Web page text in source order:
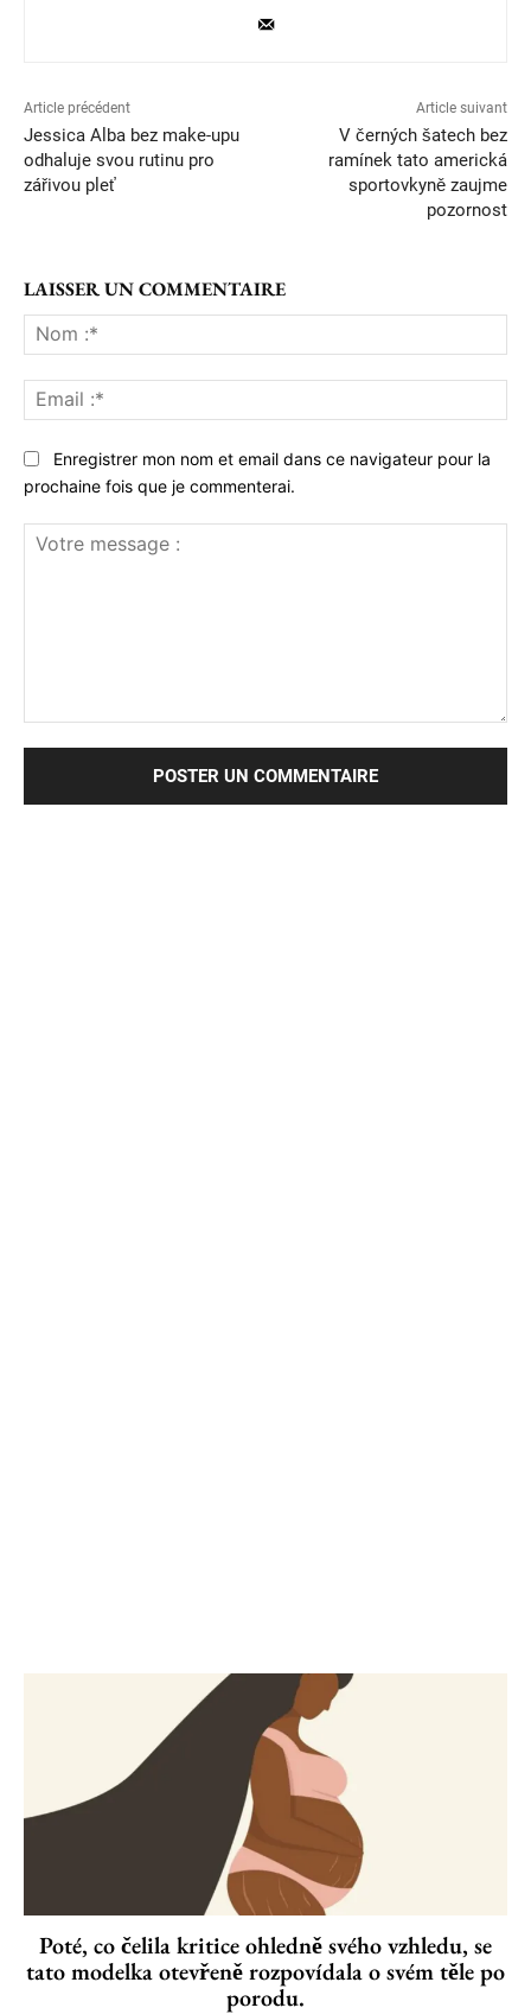
Article précédent
Jessica Alba bez make-upu
odhaluje svou rutinu pro
zářivou pleť
Article suivant
V černých šatech bez
ramínek tato americká
sportovkyně zaujme
pozornost
LAISSER UN COMMENTAIRE
:*
:*
Enregistrer mon nom et email dans ce navigateur pour la
prochaine fois que je commenterai.
Poté, co čelila kritice ohledně svého vzhledu, se
tato modelka otevřeně rozpovídala o svém těle po
porodu.